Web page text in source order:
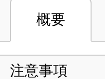
概要
注意事項